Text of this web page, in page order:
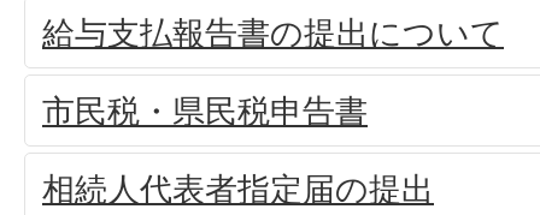
給与支払報告書の提出について
市民税・県民税申告書
相続人代表者指定届の提出